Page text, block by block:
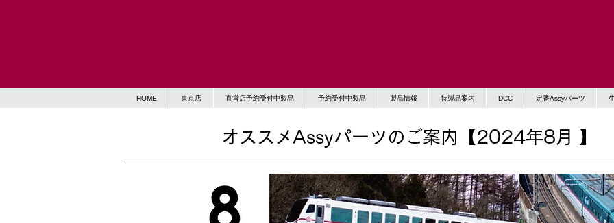
HOME 東京店 直営店予約受付中製品 予約受付中製品 製品情報 特製品案内 DCC 定番Assyパーツ
オススメAssyパーツのご案内【2024年8月 】